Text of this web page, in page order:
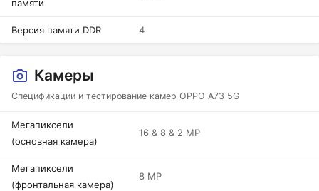
памяти
Версия памяти DDR 4
Камеры
Спецификации и тестирование камер OPPO A73 5G
Мегапиксели
(основная камера)
16 & 8 & 2 MP
Мегапиксели
(фронтальная камера)
8 MP